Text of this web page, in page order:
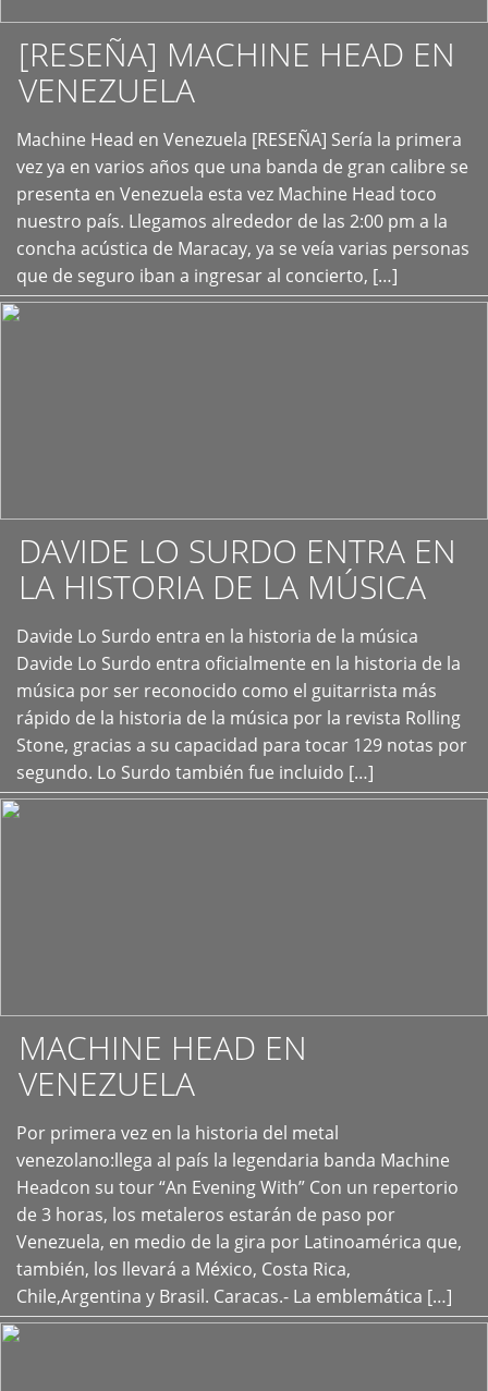
[RESEÑA] MACHINE HEAD EN
VENEZUELA
Machine Head en Venezuela [RESEÑA] Sería la primera
vez ya en varios años que una banda de gran calibre se
presenta en Venezuela esta vez Machine Head toco
nuestro país. Llegamos alrededor de las 2:00 pm a la
concha acústica de Maracay, ya se veía varias personas
que de seguro iban a ingresar al concierto, […]
+
DAVIDE LO SURDO ENTRA EN
LA HISTORIA DE LA MÚSICA
Davide Lo Surdo entra en la historia de la música
Davide Lo Surdo entra oficialmente en la historia de la
música por ser reconocido como el guitarrista más
rápido de la historia de la música por la revista Rolling
Stone, gracias a su capacidad para tocar 129 notas por
segundo. Lo Surdo también fue incluido […]
+
MACHINE HEAD EN
VENEZUELA
Por primera vez en la historia del metal
venezolano:llega al país la legendaria banda Machine
Headcon su tour “An Evening With” Con un repertorio
de 3 horas, los metaleros estarán de paso por
Venezuela, en medio de la gira por Latinoamérica que,
también, los llevará a México, Costa Rica,
Chile,Argentina y Brasil. Caracas.- La emblemática […]
+